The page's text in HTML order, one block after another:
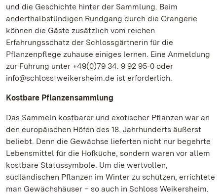
und die Geschichte hinter der Sammlung. Beim
anderthalbstündigen Rundgang durch die Orangerie
können die Gäste zusätzlich vom reichen
Erfahrungsschatz der Schlossgärtnerin für die
Pflanzenpflege zuhause einiges lernen. Eine Anmeldung
zur Führung unter +49(0)79 34. 9 92 95-0 oder
info@schloss-weikersheim.de ist erforderlich.
Kostbare Pflanzensammlung
Das Sammeln kostbarer und exotischer Pflanzen war an
den europäischen Höfen des 18. Jahrhunderts äußerst
beliebt. Denn die Gewächse lieferten nicht nur begehrte
Lebensmittel für die Hofküche, sondern waren vor allem
kostbare Statussymbole. Um die wertvollen,
südländischen Pflanzen im Winter zu schützen, errichtete
man Gewächshäuser – so auch in Schloss Weikersheim.